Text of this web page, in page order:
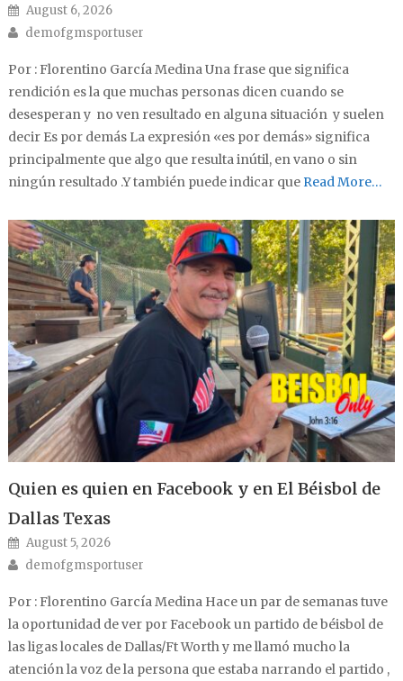
Posted on
August 6, 2026
Author
demofgmsportuser
Por : Florentino García Medina Una frase que significa
rendición es la que muchas personas dicen cuando se
desesperan y no ven resultado en alguna situación y suelen
decir Es por demás La expresión «es por demás» significa
principalmente que algo que resulta inútil, en vano o sin
ningún resultado .Y también puede indicar queRead More…
Quien es quien en Facebook y en El Béisbol de
Dallas Texas
Posted on
August 5, 2026
Author
demofgmsportuser
Por : Florentino García Medina Hace un par de semanas tuve
la oportunidad de ver por Facebook un partido de béisbol de
las ligas locales de Dallas/Ft Worth y me llamó mucho la
atención la voz de la persona que estaba narrando el partido ,